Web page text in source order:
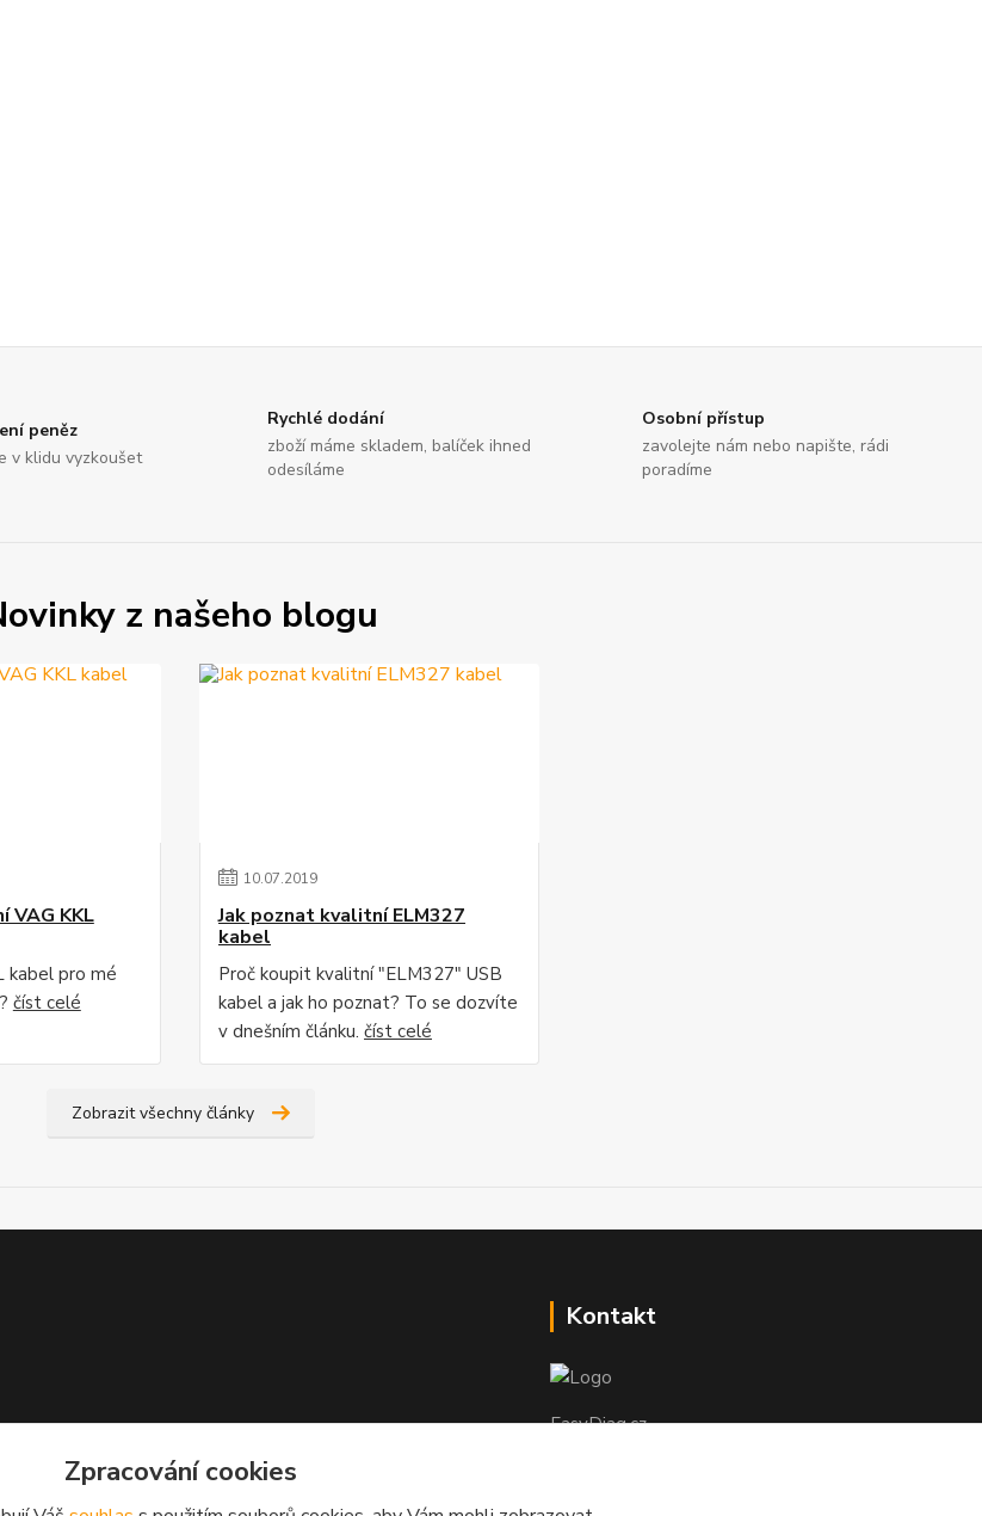
peněz
v klidu vyzkoušet
Rychlé dodání
zboží máme skladem, balíček ihned
odesíláme
Osobní přístup
zavolejte nám nebo napište, rádi
poradíme
z našeho blogu
VAG KKL
kabel pro mé
číst celé
10.07.2019
Jak poznat kvalitní ELM327
kabel
Proč koupit kvalitní "ELM327" USB
kabel a jak ho poznat? To se dozvíte
v dnešním článku. číst celé
Zobrazit všechny články
Kontakt
EasyDiag.cz
Zpracování cookies